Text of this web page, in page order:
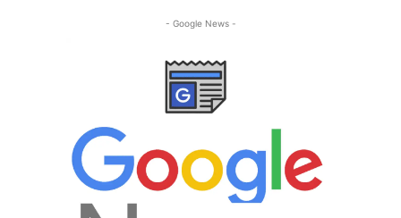
- Google News -